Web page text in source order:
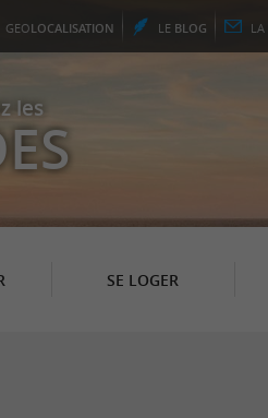
GEOLOCALISATION LE BLOG LA
les
SE LOGER